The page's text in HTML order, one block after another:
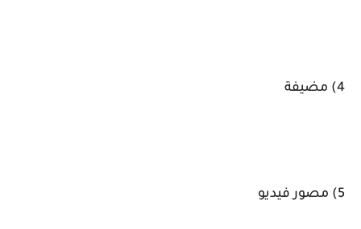
4) مضيفة
5) مصور فيديو